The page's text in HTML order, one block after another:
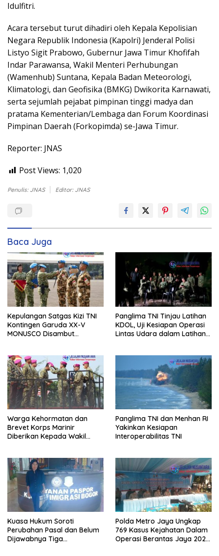
Idulfitri.
Acara tersebut turut dihadiri oleh Kepala Kepolisian
Negara Republik Indonesia (Kapolri) Jenderal Polisi
Listyo Sigit Prabowo, Gubernur Jawa Timur Khofifah
Indar Parawansa, Wakil Menteri Perhubungan
(Wamenhub) Suntana, Kepala Badan Meteorologi,
Klimatologi, dan Geofisika (BMKG) Dwikorita Karnawati,
serta sejumlah pejabat pimpinan tinggi madya dan
pratama Kementerian/Lembaga dan Forum Koordinasi
Pimpinan Daerah (Forkopimda) se-Jawa Timur.
Reporter: JNAS
Post Views: 1,020
Penulis: JNAS Editor: JNAS
Baca Juga
Kepulangan Satgas Kizi TNI
Kontingen Garuda XX-V
MONUSCO Disambut
Panglima TNI Tinjau Latihan
KDOL, Uji Kesiapan Operasi
Lintas Udara dalam Latihan
Warga Kehormatan dan
Brevet Korps Marinir
Diberikan Kepada Wakil
Panglima TNI dan Menhan RI
Yakinkan Kesiapan
Interoperabilitas TNI
Kuasa Hukum Soroti
Perubahan Pasal dan Belum
Dijawabnya Tiga
Polda Metro Jaya Ungkap
769 Kasus Kejahatan Dalam
Operasi Berantas Jaya 2026,